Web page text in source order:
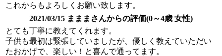
これからもよろしくお願い致します。
2021/03/15 まままさんからの評価(0～4歳 女性)
とても丁寧に教えてくれます。
子供も最初は緊張していましたが、優しく教えていただい
たおかげで、楽しい！と喜んで通ってます。